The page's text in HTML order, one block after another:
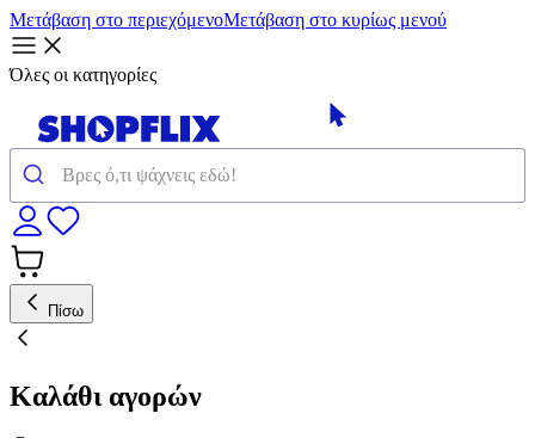
Μετάβαση στο περιεχόμενοΜετάβαση στο κυρίως μενού
Όλες οι κατηγορίες
Πίσω
Καλάθι αγορών